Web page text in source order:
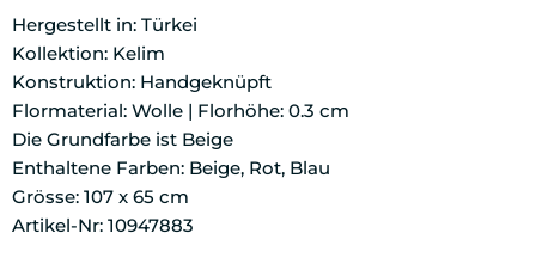
Hergestellt in: Türkei
Kollektion: Kelim
Konstruktion: Handgeknüpft
Flormaterial: Wolle | Florhöhe: 0.3 cm
Die Grundfarbe ist Beige
Enthaltene Farben: Beige, Rot, Blau
Grösse: 107 x 65 cm
Artikel-Nr: 10947883